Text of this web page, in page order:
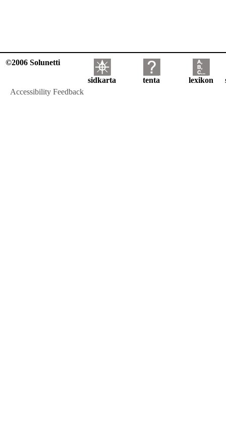
©2006 Solunetti
sidkarta tenta lexikon
Accessibility Feedback